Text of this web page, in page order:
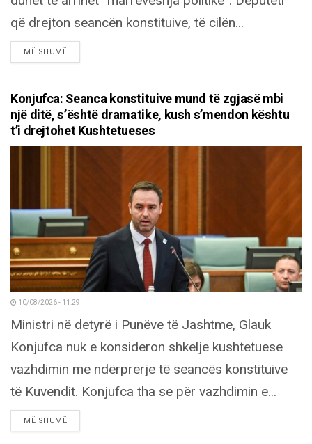
që drejton seancën konstituive, të cilën...
MË SHUMËDETAILS
Konjufca: Seanca konstituive mund të zgjasë mbi
një ditë, s’është dramatike, kush s’mendon kështu
t’i drejtohet Kushtetueses
10/08/2026 - 11:29
Ministri në detyrë i Punëve të Jashtme, Glauk
Konjufca nuk e konsideron shkelje kushtetuese
vazhdimin me ndërprerje të seancës konstituive
të Kuvendit. Konjufca tha se për vazhdimin e...
MË SHUMËDETAILS